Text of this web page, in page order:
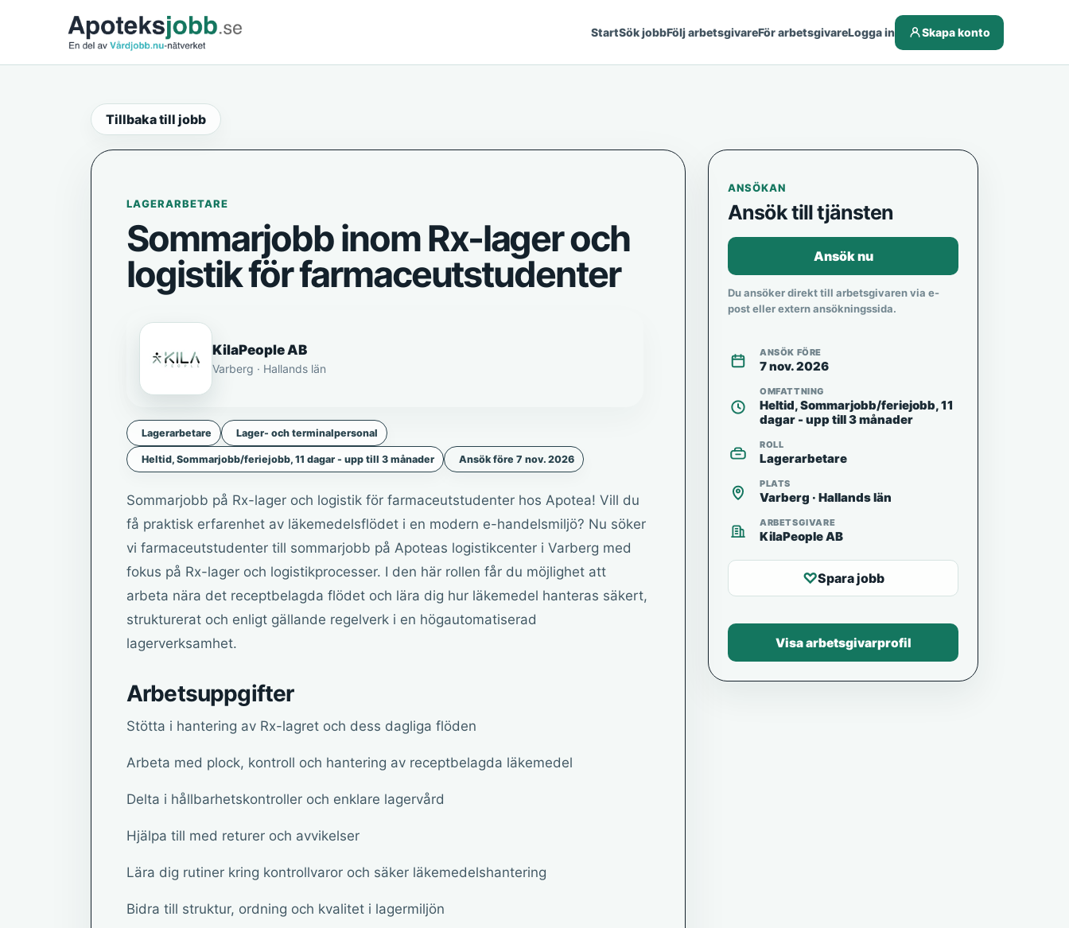
StartSök jobbFölj arbetsgivareFör arbetsgivareLogga in Skapa konto
Tillbaka till jobb
LAGERARBETARE
Sommarjobb inom Rx-lager och
logistik för farmaceutstudenter
KilaPeople AB
Varberg · Hallands län
Lagerarbetare Lager- och terminalpersonal
Heltid, Sommarjobb/feriejobb, 11 dagar - upp till 3 månader Ansök före 7 nov. 2026
Sommarjobb på Rx-lager och logistik för farmaceutstudenter hos Apotea! Vill du
få praktisk erfarenhet av läkemedelsflödet i en modern e-handelsmiljö? Nu söker
vi farmaceutstudenter till sommarjobb på Apoteas logistikcenter i Varberg med
fokus på Rx-lager och logistikprocesser. I den här rollen får du möjlighet att
arbeta nära det receptbelagda flödet och lära dig hur läkemedel hanteras säkert,
strukturerat och enligt gällande regelverk i en högautomatiserad
lagerverksamhet.
Arbetsuppgifter
Stötta i hantering av Rx-lagret och dess dagliga flöden
Arbeta med plock, kontroll och hantering av receptbelagda läkemedel
Delta i hållbarhetskontroller och enklare lagervård
Hjälpa till med returer och avvikelser
Lära dig rutiner kring kontrollvaror och säker läkemedelshantering
Bidra till struktur, ordning och kvalitet i lagermiljön
ANSÖKAN
Ansök till tjänsten
Ansök nu
Du ansöker direkt till arbetsgivaren via e-
post eller extern ansökningssida.
ANSÖK FÖRE
7 nov. 2026
OMFATTNING
Heltid, Sommarjobb/feriejobb, 11
dagar - upp till 3 månader
ROLL
Lagerarbetare
PLATS
Varberg · Hallands län
ARBETSGIVARE
KilaPeople AB
♡Spara jobb
Visa arbetsgivarprofil